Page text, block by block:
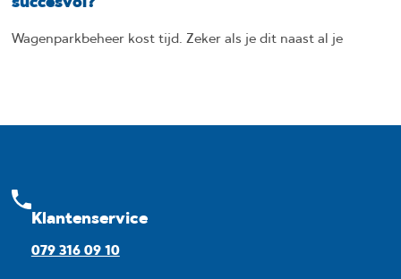
Wagenparkbeheer kost tijd. Zeker als je dit naast al je
Klantenservice
079 316 09 10